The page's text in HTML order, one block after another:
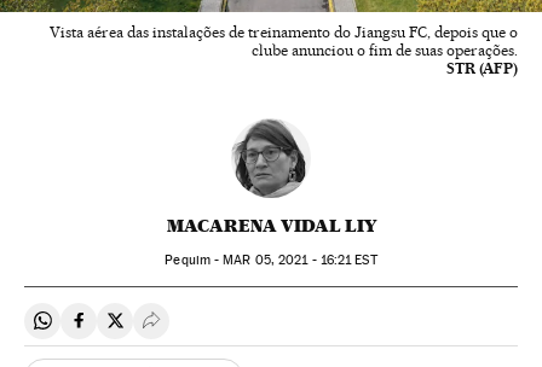
Vista aérea das instalações de treinamento do Jiangsu FC, depois que o
clube anunciou o fim de suas operações.
STR (AFP)
MACARENA VIDAL LIY
Pequim -MAR 05, 2021 - 16:21EST
Compartir en Whatsapp
Compartir en Facebook
Compartir en Twitter
Desplegar Redes Sociales